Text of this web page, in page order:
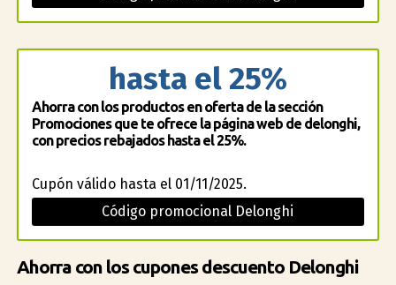
hasta el 25%
Ahorra con los productos en oferta de la sección
Promociones que te ofrece la página web de delonghi,
con precios rebajados hasta el 25%.
Cupón válido hasta el 01/11/2025.
Código promocional Delonghi
Ahorra con los cupones descuento Delonghi